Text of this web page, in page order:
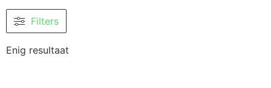
Filters
Enig resultaat